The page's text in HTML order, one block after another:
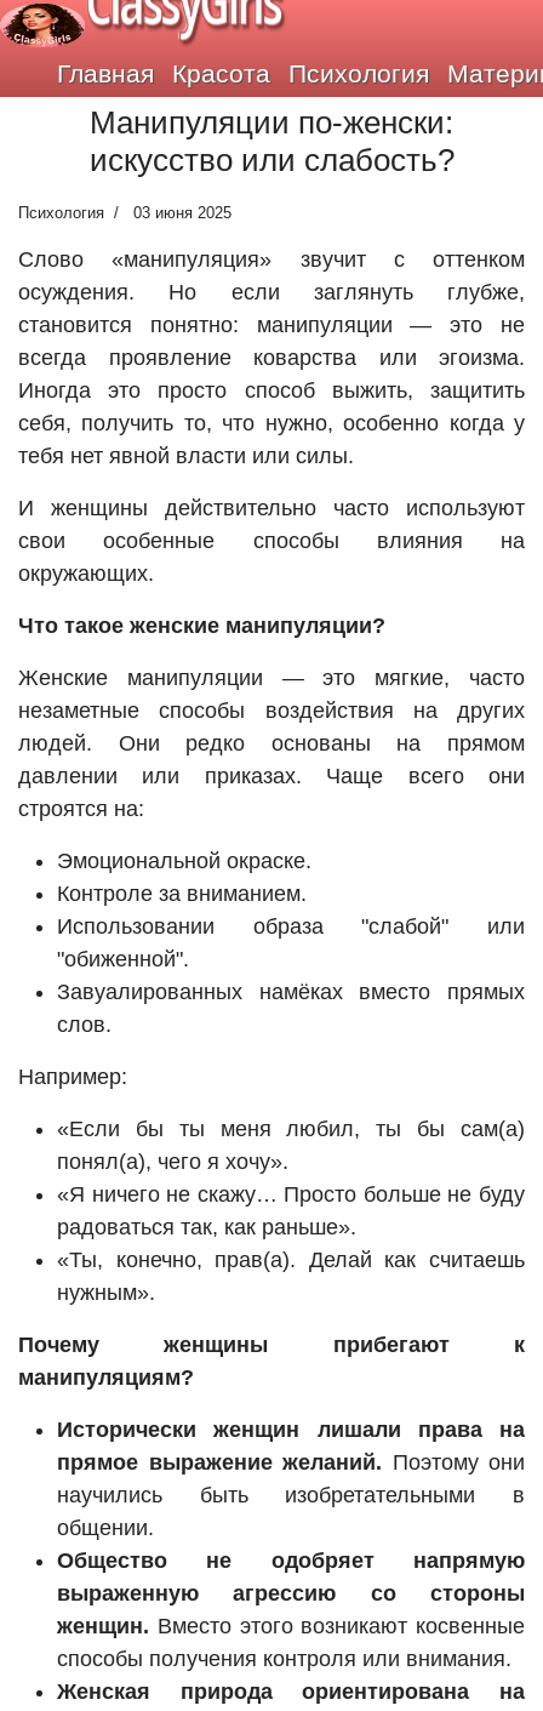
Главная Красота Психология
Манипуляции по-женски:
искусство или слабость?
Психология 03 июня 2025
Слово «манипуляция» звучит с оттенком
осуждения. Но если заглянуть глубже,
становится понятно: манипуляции — это не
всегда проявление коварства или эгоизма.
Иногда это просто способ выжить, защитить
себя, получить то, что нужно, особенно когда у
тебя нет явной власти или силы.
И женщины действительно часто используют
свои особенные способы влияния на
окружающих.
Что такое женские манипуляции?
Женские манипуляции — это мягкие, часто
незаметные способы воздействия на других
людей. Они редко основаны на прямом
давлении или приказах. Чаще всего они
строятся на:
Эмоциональной окраске.
Контроле за вниманием.
Использовании образа "слабой" или
"обиженной".
Завуалированных намёках вместо прямых
слов.
Например:
«Если бы ты меня любил, ты бы сам(а)
понял(а), чего я хочу».
«Я ничего не скажу… Просто больше не буду
радоваться так, как раньше».
«Ты, конечно, прав(а). Делай как считаешь
нужным».
Почему женщины прибегают к
манипуляциям?
Исторически женщин лишали права на
прямое выражение желаний. Поэтому они
научились быть изобретательными в
общении.
Общество не одобряет напрямую
выраженную агрессию со стороны
женщин. Вместо этого возникают косвенные
способы получения контроля или внимания.
Женская природа ориентирована на